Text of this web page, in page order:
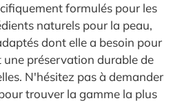
formulés pour les
naturels pour la peau,
dont elle a besoin pour
préservation durable de
N'hésitez pas à demander
trouver la gamme la plus